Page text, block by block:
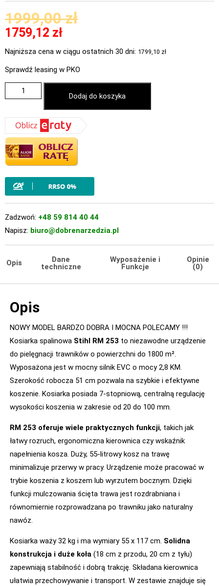
1999,00zł
1759,12 zł
Najniższa cena w ciągu ostatnich 30 dni: 1799,10 zł
Sprawdź leasing w PKO
Dodaj do koszyka
Zadzwoń: +48 59 814 40 44
Napisz: biuro@dobrenarzedzia.pl
Opis
Dane
techniczne
Wyposażenie i
Funkcje
Opinie
(0)
Opis
NOWY MODEL BARDZO DOBRA I MOCNA POLECAMY !!!
Kosiarka spalinowa Stihl RM 253 to niezawodne urządzenie
do pielęgnacji trawników o powierzchni do 1800 m².
Wyposażona jest w mocny silnik EVC o mocy 2,8 KM.
Szerokość robocza 51 cm pozwala na szybkie i efektywne
koszenie. Kosiarka posiada 7-stopniową, centralną regulację
wysokości koszenia w zakresie od 20 do 100 mm.
RM 253 oferuje wiele praktycznych funkcji, takich jak
łatwy rozruch, ergonomiczna kierownica czy wskaźnik
napełnienia kosza. Duży, 55-litrowy kosz na trawę
minimalizuje przerwy w pracy. Urządzenie może pracować w
trybie koszenia z koszem lub wyrzutem bocznym. Dzięki
funkcji mulczowania ścięta trawa jest rozdrabniana i
równomiernie rozprowadzana po trawniku jako naturalny
nawóz.
Kosiarka waży 32 kg i ma wymiary 55 x 117 cm. Solidna
konstrukcja i duże koła (18 cm z przodu, 20 cm z tyłu)
zapewniają stabilność i dobrą trakcję. Składana kierownica
ułatwia przechowywanie i transport. W zestawie znajduje się